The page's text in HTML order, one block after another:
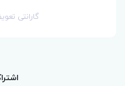
گارانتی